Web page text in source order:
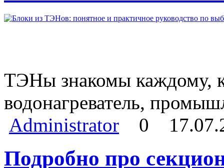
ТЭНы знакомы каждому,
водонагреватель,
Administrator
0
Подробно про